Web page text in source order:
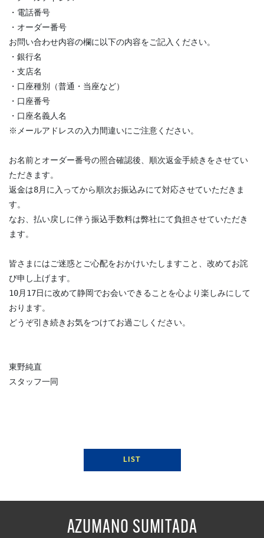
・電話番号
・オーダー番号
お問い合わせ内容の欄に以下の内容をご記入ください。
・銀行名
・支店名
・口座種別（普通・当座など）
・口座番号
・口座名義人名
※メールアドレスの入力間違いにご注意ください。
お名前とオーダー番号の照合確認後、順次返金手続きをさせてい
ただきます。
返金は8月に入ってから順次お振込みにて対応させていただきま
す。
なお、払い戻しに伴う振込手数料は弊社にて負担させていただき
ます。
皆さまにはご迷惑とご心配をおかけいたしますこと、改めてお詫
び申し上げます。
10月17日に改めて静岡でお会いできることを心より楽しみにして
おります。
どうぞ引き続きお気をつけてお過ごしください。
東野純直
スタッフ一同
LIST
AZUMANO SUMITADA